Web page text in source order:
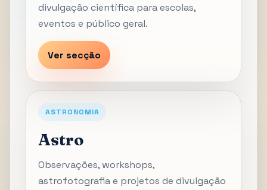
divulgação científica para escolas,
eventos e público geral.
Ver secção
ASTRONOMIA
Astro
Observações, workshops,
astrofotografia e projetos de divulgação